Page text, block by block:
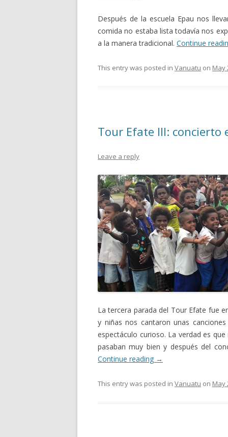
Después de la escuela Epau nos
comida no estaba lista todavía nos
a la manera tradicional. Continue
This entry was posted in Vanuatu on May
Tour Efate III: concierto
Leave a reply
La tercera parada del Tour Efate fue
y niñas nos cantaron unas
espectáculo curioso. La verdad es
pasaban muy bien y después del
Continue reading →
This entry was posted in Vanuatu on May